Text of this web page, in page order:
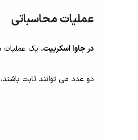
عملیات محاسباتی
در جاوا اسکریپت، یک
دو عدد می توانند ثابت باشند، مانند مثال